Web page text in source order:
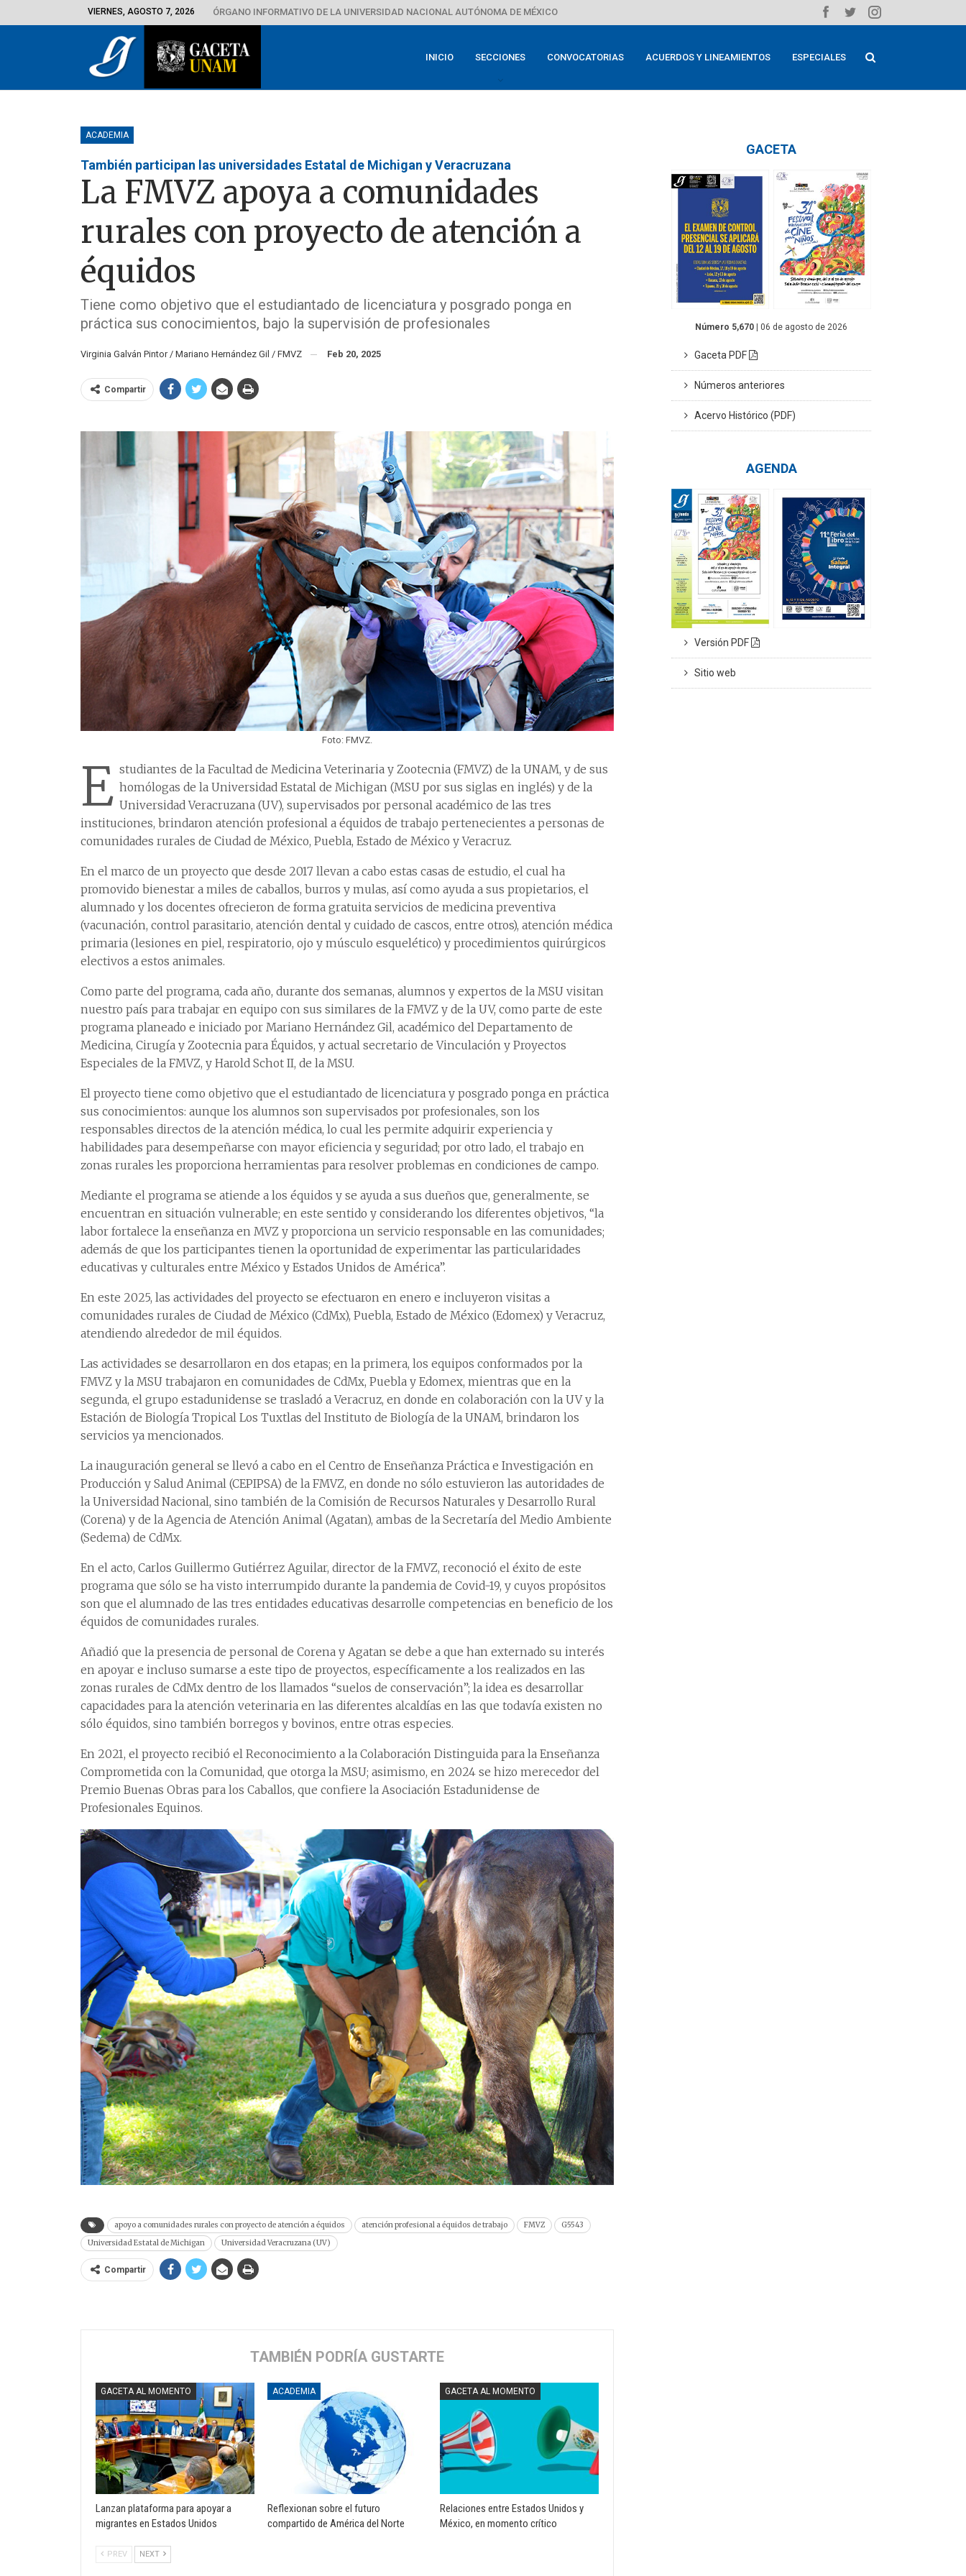
VIERNES, AGOSTO 7, 2026 ÓRGANO INFORMATIVO DE LA UNIVERSIDAD NACIONAL AUTÓNOMA DE MÉXICO
INICIO SECCIONES CONVOCATORIAS ACUERDOS Y LINEAMIENTOS ESPECIALES
ACADEMIA
También participan las universidades Estatal de Michigan y Veracruzana
La FMVZ apoya a comunidades
rurales con proyecto de atención a
équidos
Tiene como objetivo que el estudiantado de licenciatura y posgrado ponga en
práctica sus conocimientos, bajo la supervisión de profesionales
Virginia Galván Pintor / Mariano Hernández Gil / FMVZ Feb 20, 2025
Compartir
Foto: FMVZ.
E studiantes de la Facultad de Medicina Veterinaria y Zootecnia (FMVZ) de la UNAM, y de sus
homólogas de la Universidad Estatal de Michigan (MSU por sus siglas en inglés) y de la
Universidad Veracruzana (UV), supervisados por personal académico de las tres
instituciones, brindaron atención profesional a équidos de trabajo pertenecientes a personas de
comunidades rurales de Ciudad de México, Puebla, Estado de México y Veracruz.
En el marco de un proyecto que desde 2017 llevan a cabo estas casas de estudio, el cual ha
promovido bienestar a miles de caballos, burros y mulas, así como ayuda a sus propietarios, el
alumnado y los docentes ofrecieron de forma gratuita servicios de medicina preventiva
(vacunación, control parasitario, atención dental y cuidado de cascos, entre otros), atención médica
primaria (lesiones en piel, respiratorio, ojo y músculo esquelético) y procedimientos quirúrgicos
electivos a estos animales.
Como parte del programa, cada año, durante dos semanas, alumnos y expertos de la MSU visitan
nuestro país para trabajar en equipo con sus similares de la FMVZ y de la UV, como parte de este
programa planeado e iniciado por Mariano Hernández Gil, académico del Departamento de
Medicina, Cirugía y Zootecnia para Équidos, y actual secretario de Vinculación y Proyectos
Especiales de la FMVZ, y Harold Schot II, de la MSU.
El proyecto tiene como objetivo que el estudiantado de licenciatura y posgrado ponga en práctica
sus conocimientos: aunque los alumnos son supervisados por profesionales, son los
responsables directos de la atención médica, lo cual les permite adquirir experiencia y
habilidades para desempeñarse con mayor eficiencia y seguridad; por otro lado, el trabajo en
zonas rurales les proporciona herramientas para resolver problemas en condiciones de campo.
Mediante el programa se atiende a los équidos y se ayuda a sus dueños que, generalmente, se
encuentran en situación vulnerable; en este sentido y considerando los diferentes objetivos, “la
labor fortalece la enseñanza en MVZ y proporciona un servicio responsable en las comunidades;
además de que los participantes tienen la oportunidad de experimentar las particularidades
educativas y culturales entre México y Estados Unidos de América”.
En este 2025, las actividades del proyecto se efectuaron en enero e incluyeron visitas a
comunidades rurales de Ciudad de México (CdMx), Puebla, Estado de México (Edomex) y Veracruz,
atendiendo alrededor de mil équidos.
Las actividades se desarrollaron en dos etapas; en la primera, los equipos conformados por la
FMVZ y la MSU trabajaron en comunidades de CdMx, Puebla y Edomex, mientras que en la
segunda, el grupo estadunidense se trasladó a Veracruz, en donde en colaboración con la UV y la
Estación de Biología Tropical Los Tuxtlas del Instituto de Biología de la UNAM, brindaron los
servicios ya mencionados.
La inauguración general se llevó a cabo en el Centro de Enseñanza Práctica e Investigación en
Producción y Salud Animal (CEPIPSA) de la FMVZ, en donde no sólo estuvieron las autoridades de
la Universidad Nacional, sino también de la Comisión de Recursos Naturales y Desarrollo Rural
(Corena) y de la Agencia de Atención Animal (Agatan), ambas de la Secretaría del Medio Ambiente
(Sedema) de CdMx.
En el acto, Carlos Guillermo Gutiérrez Aguilar, director de la FMVZ, reconoció el éxito de este
programa que sólo se ha visto interrumpido durante la pandemia de Covid-19, y cuyos propósitos
son que el alumnado de las tres entidades educativas desarrolle competencias en beneficio de los
équidos de comunidades rurales.
Añadió que la presencia de personal de Corena y Agatan se debe a que han externado su interés
en apoyar e incluso sumarse a este tipo de proyectos, específicamente a los realizados en las
zonas rurales de CdMx dentro de los llamados “suelos de conservación”; la idea es desarrollar
capacidades para la atención veterinaria en las diferentes alcaldías en las que todavía existen no
sólo équidos, sino también borregos y bovinos, entre otras especies.
En 2021, el proyecto recibió el Reconocimiento a la Colaboración Distinguida para la Enseñanza
Comprometida con la Comunidad, que otorga la MSU; asimismo, en 2024 se hizo merecedor del
Premio Buenas Obras para los Caballos, que confiere la Asociación Estadunidense de
Profesionales Equinos.
apoyo a comunidades rurales con proyecto de atención a équidos atención profesional a équidos de trabajo FMVZ
G5543
Universidad Estatal de Michigan
Universidad Veracruzana (UV)
Compartir
TAMBIÉN PODRÍA GUSTARTE
GACETA AL MOMENTO
Lanzan plataforma para apoyar a
migrantes en Estados Unidos
ACADEMIA
Reflexionan sobre el futuro
compartido de América del Norte
GACETA AL MOMENTO
Relaciones entre Estados Unidos y
México, en momento crítico
PREV NEXT
GACETA
Número 5,670 | 06 de agosto de 2026
Gaceta PDF
Números anteriores
Acervo Histórico (PDF)
AGENDA
Versión PDF
Sitio web